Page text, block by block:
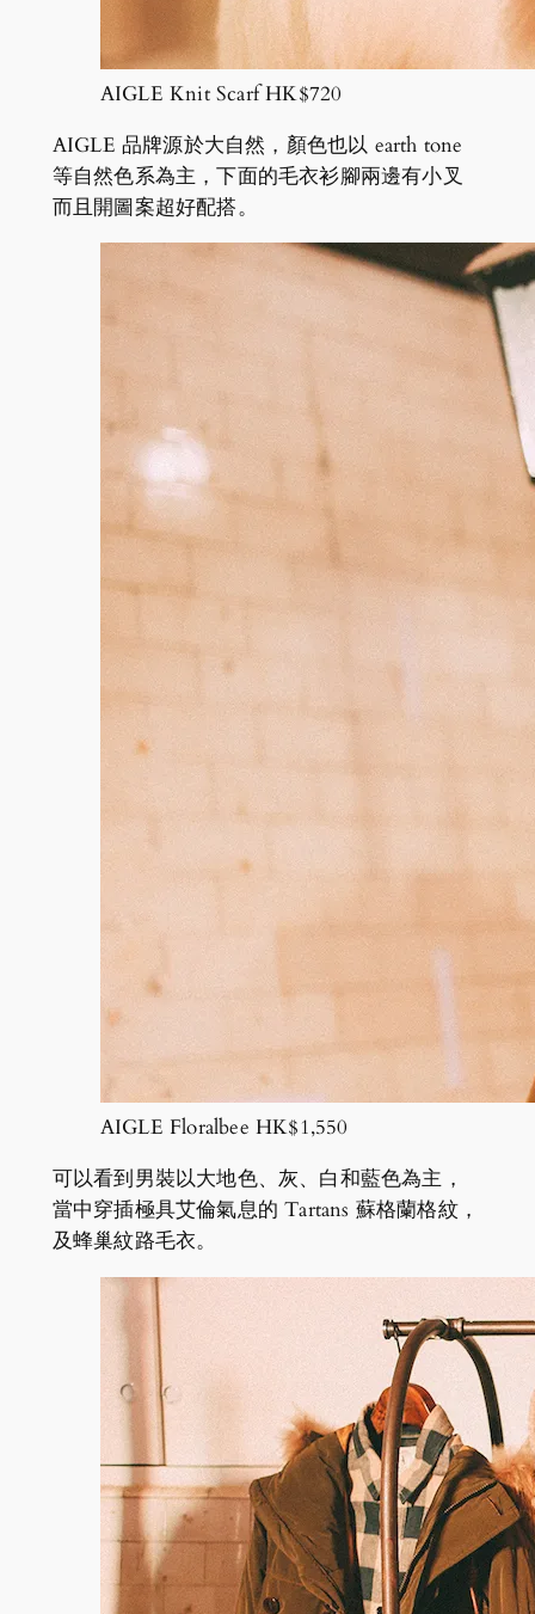
AIGLE Knit Scarf HK$720
AIGLE 品牌源於大自然，顏色也以 earth tone
等自然色系為主，下面的毛衣衫腳兩邊有小叉
而且開圖案超好配搭。
AIGLE Floralbee HK$1,550
可以看到男裝以大地色、灰、白和藍色為主，
當中穿插極具艾倫氣息的 Tartans 蘇格蘭格紋，
及蜂巢紋路毛衣。